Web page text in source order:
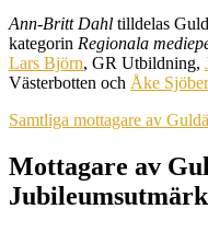
Ann-Britt Dahl tilldelas
kategorin Regionala
Lars Björn, GR Utbildning,
Västerbotten och Åke
Samtliga mottagare av
Mottagare av